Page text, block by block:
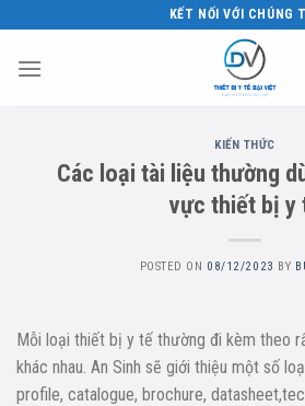
content
KẾT NỐI VỚI CHÚNG
KIẾN THỨC
Các loại tài liệu thường
vực thiết bị y
POSTED ON 08/12/2023 BY
Mỗi loại thiết bị y tế thường đi kèm theo
khác nhau. An Sinh sẽ giới thiệu một số
profile, catalogue, brochure,